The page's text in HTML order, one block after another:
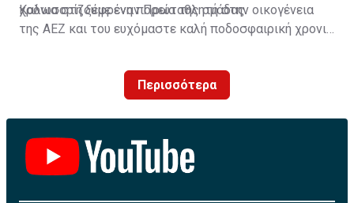
χρόνια στη ξέφρενη πορεία της ομάδας.
Καλωσορίζουμε έναν Πρωταθλητή στην οικογένεια
της ΑΕΖ και του ευχόμαστε καλή ποδοσφαιρική χρονιά
Περισσότερα